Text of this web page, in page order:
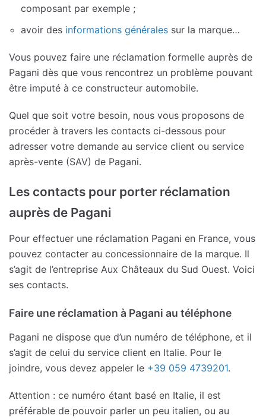
composant par exemple ;
avoir des informations générales sur la marque…
Vous pouvez faire une réclamation formelle auprès de
Pagani dès que vous rencontrez un problème pouvant
être imputé à ce constructeur automobile.
Quel que soit votre besoin, nous vous proposons de
procéder à travers les contacts ci-dessous pour
adresser votre demande au service client ou service
après-vente (SAV) de Pagani.
Les contacts pour porter réclamation
auprès de Pagani
Pour effectuer une réclamation Pagani en France, vous
pouvez contacter au concessionnaire de la marque. Il
s’agit de l’entreprise Aux Châteaux du Sud Ouest. Voici
ses contacts.
Faire une réclamation à Pagani au téléphone
Pagani ne dispose que d’un numéro de téléphone, et il
s’agit de celui du service client en Italie. Pour le
joindre, vous devez appeler le +39 059 4739201.
Attention : ce numéro étant basé en Italie, il est
préférable de pouvoir parler un peu italien, ou au